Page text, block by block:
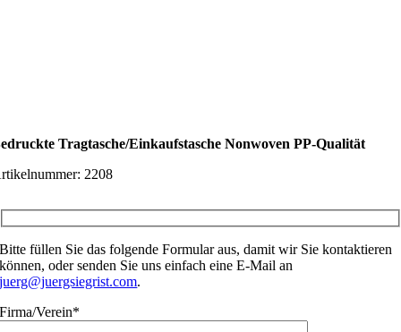
Tragtasche/Einkaufstasche Nonwoven PP-Qualität
2208
Bitte füllen Sie das folgende Formular aus, damit wir Sie kontaktieren
können, oder senden Sie uns einfach eine E-Mail an
juerg@juergsiegrist.com.
Firma/Verein*